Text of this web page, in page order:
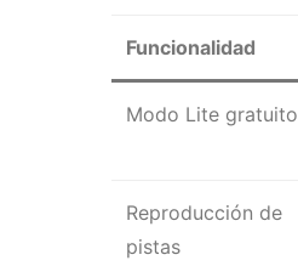
Funcionalidad
Modo Lite gratuito
Reproducción de
pistas